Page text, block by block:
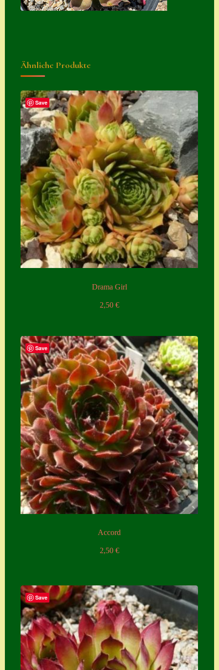
Shop
Versand von
Semps
Warenkorb
Warenkorb
Widerrufsbelehru
ng
Zahlung
Zahlungs- &
Versandinfos
Zubehör
Zubehör
Ähnliche Produkte
Save
Drama Girl
2,50 €
Save
Accord
2,50 €
Save